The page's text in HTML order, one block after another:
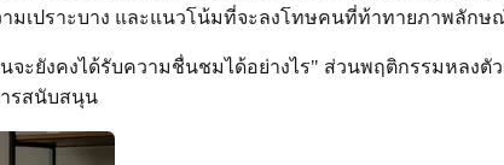
มเปราะบาง และแนวโน้มที่จะลงโทษคนที่ท้าทายภาพลัก
จะยังคงได้รับความชื่นชมได้อย่างไร" ส่วนพฤติกรรมหลงตั
รสนับสนุน